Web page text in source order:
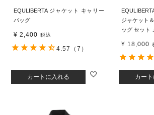
EQULIBERTA ジャケット キャリー
バッグ
¥ 2,400 税込
カートに入れる
4.57 （7）
ジャケット
ッグ セット
¥ 18,000
カー